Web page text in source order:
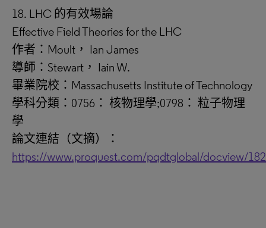
18. LHC 的有效場論
Effective Field Theories for the LHC
作者：Moult， Ian James
導師：Stewart， Iain W.
畢業院校：Massachusetts Institute of Technology
學科分類：0756： 核物理學;0798： 粒子物理
學
論文連結（文摘）：
https://www.proquest.com/pqdtglobal/docview/